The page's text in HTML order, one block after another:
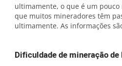
ultimamente, o que é um
que muitos mineradores têm
ultimamente. As informações
Dificuldade de mineração